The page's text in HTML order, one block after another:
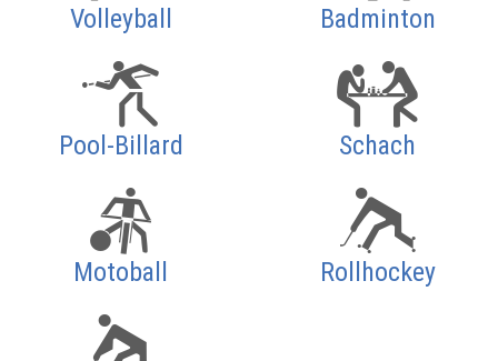
Volleyball Badminton
Pool-Billard Schach
Motoball Rollhockey